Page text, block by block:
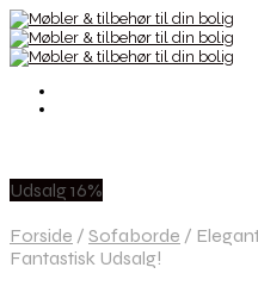
Udsalg 16%
Forside / Sofaborde /
Fantastisk Udsalg!